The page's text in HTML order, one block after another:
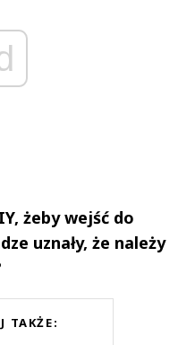
żeby wejść do
uznały, że należy
TAKŻE: